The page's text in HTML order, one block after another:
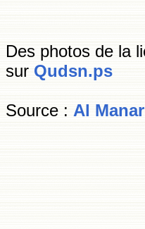
Des photos de la
sur Qudsn.ps
Source : Al Manar